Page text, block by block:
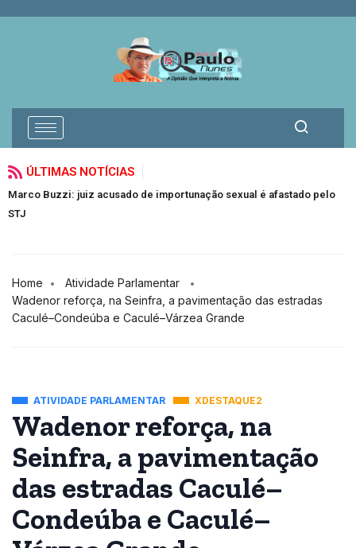
ÚLTIMAS NOTÍCIAS
sexual é afastado pelo
Vereadores trocam socos e sessão é
Home
Atividade Parlamentar
Wadenor reforça, na Seinfra, a pavimentação das estradas
Caculé–Condeúba e Caculé–Várzea Grande
ATIVIDADE PARLAMENTAR XDESTAQUE2
Wadenor reforça, na
Seinfra, a pavimentação
das estradas Caculé–
Condeúba e Caculé–